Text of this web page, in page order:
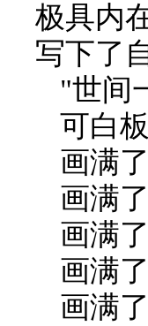
极具内
写下了
"世间
可白
画满
画满
画满
画满
画满